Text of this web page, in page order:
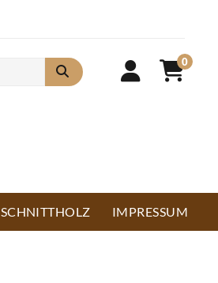
0
SCHNITTHOLZ IMPRESSUM